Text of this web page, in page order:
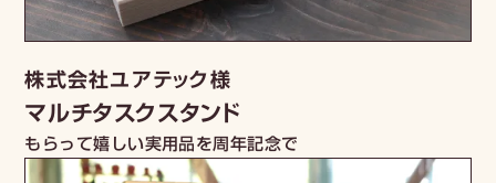
株式会社ユアテック様
マルチタスクスタンド
もらって嬉しい実用品を周年記念で